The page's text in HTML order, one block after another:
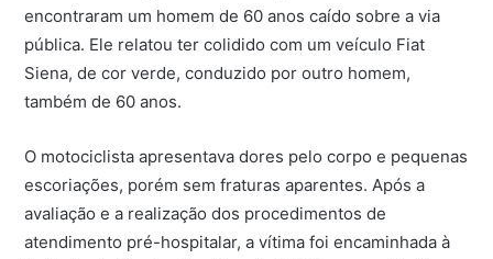
encontraram um homem de 60 anos caído sobre a via
pública. Ele relatou ter colidido com um veículo Fiat
Siena, de cor verde, conduzido por outro homem,
também de 60 anos.
O motociclista apresentava dores pelo corpo e pequenas
escoriações, porém sem fraturas aparentes. Após a
avaliação e a realização dos procedimentos de
atendimento pré-hospitalar, a vítima foi encaminhada à